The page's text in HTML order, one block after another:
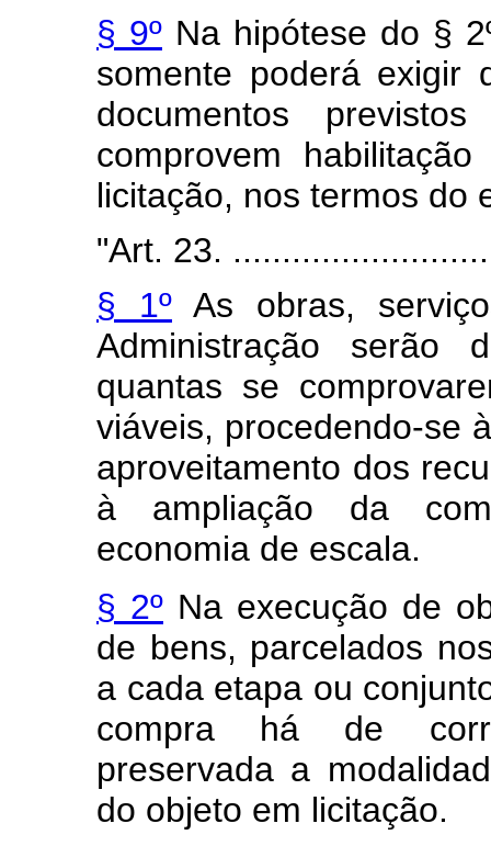
§ 9º Na hipótese do §
somente poderá exigir
documentos
comprovem
licitação, nos termos do
"Art. 23.
§ 1º As obras,
Administração serão
quantas se
viáveis, procedendo-se
aproveitamento dos
à ampliação da
economia de escala.
§ 2º Na execução de
de bens, parcelados
a cada etapa ou
compra há de
preservada a
do objeto em licitação.